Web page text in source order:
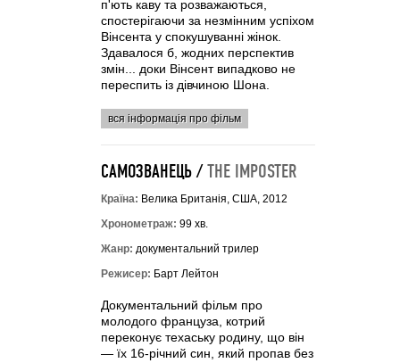
п'ють каву та розважаються,
спостерігаючи за незмінним успіхом
Вінсента у спокушуванні жінок.
Здавалося б, жодних перспектив
змін... доки Вінсент випадково не
переспить із дівчиною Шона.
вся інформація про фільм
САМОЗВАНЕЦЬ /THE IMPOSTER
Країна: Велика Британія, США, 2012
Хронометраж: 99 хв.
Жанр: документальний трилер
Режисер: Барт Лейтон
Документальний фільм про
молодого француза, котрий
переконує техаську родину, що він
— їх 16-річний син, який пропав без